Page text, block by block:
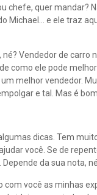
chefe, quer mandar?
Michael… e ele traz
Vendedor de carro
como ele pode
melhor vendedor.
e tal. Mas é
dicas. Tem
você. Se de
da sua nota,
você as minhas